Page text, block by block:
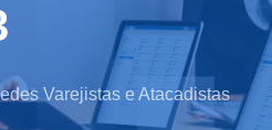
Varejistas e Atacadistas